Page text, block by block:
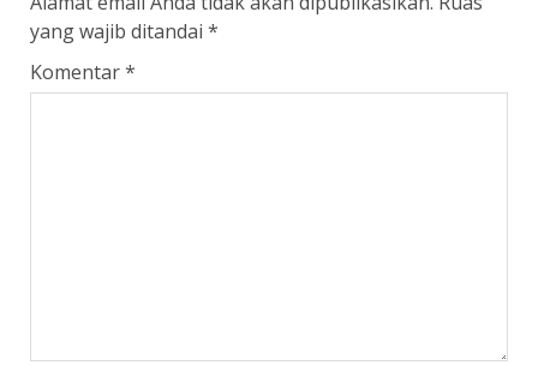
yang wajib ditandai *
Komentar*